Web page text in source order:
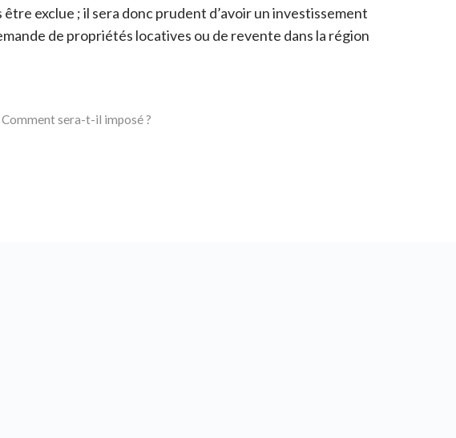
exclue ; il sera donc prudent d’avoir un investissement
de propriétés locatives ou de revente dans la région
Comment sera-t-il imposé ?